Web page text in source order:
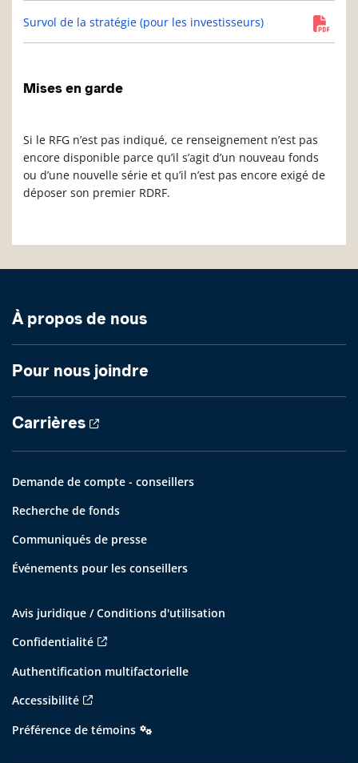
Survol de la stratégie (pour les investisseurs)
Mises en garde
Si le RFG n’est pas indiqué, ce renseignement n’est pas
encore disponible parce qu’il s’agit d’un nouveau fonds
ou d’une nouvelle série et qu’il n’est pas encore exigé de
déposer son premier RDRF.
À propos de nous
Pour nous joindre
Carrières
Demande de compte - conseillers
Recherche de fonds
Communiqués de presse
Événements pour les conseillers
Avis juridique / Conditions d'utilisation
Confidentialité
Authentification multifactorielle
Accessibilité
Préférence de témoins